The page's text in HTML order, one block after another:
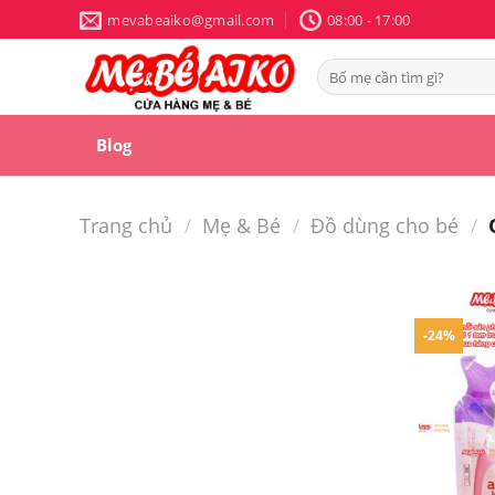
to
mevabeaiko@gmail.com 08:00 - 17:00
Tìm
kiếm:
Blog
Trang chủ / Mẹ & Bé / Đồ dùng cho bé /
-24%